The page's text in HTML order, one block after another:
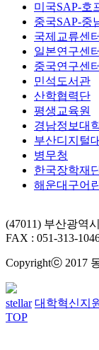
미국SAP-호
중국SAP-중
국제교류센터
일본연구센터
중국연구센터
민석도서관
산학협력단
평생교육원
경남정보대
부산디지털
병무청
한국장학재
해운대구어
(47011) 부산광역
FAX : 051-313-
Copyrightⓒ 2017
stellar 대학혁신지
TOP